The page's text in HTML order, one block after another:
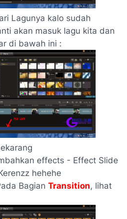
Lagunya kalo sudah
akan masuk lagu kita dan
di bawah ini :
effects - Effect Slide
hehehe
Bagian Transition, lihat